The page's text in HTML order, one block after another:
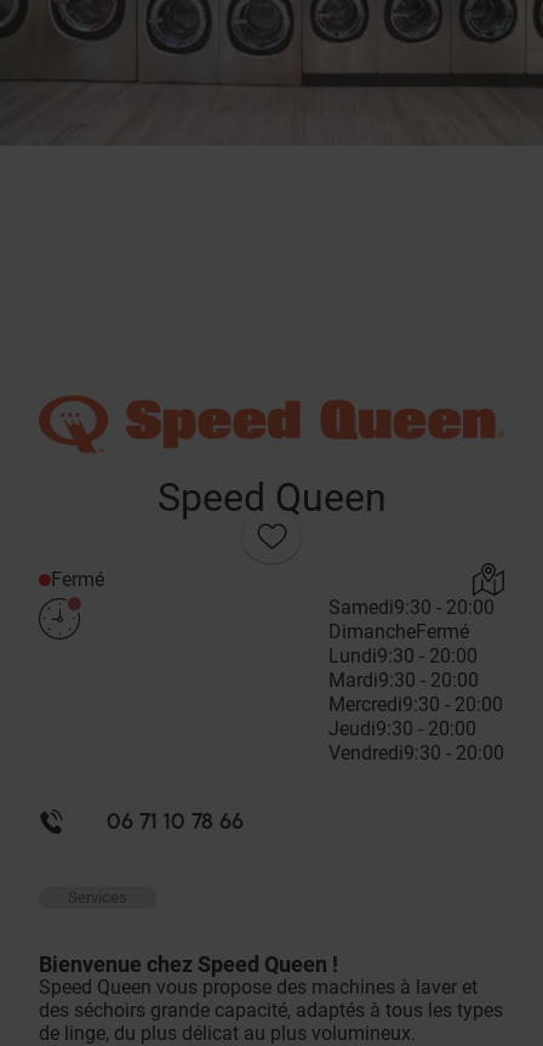
Speed Queen
Fermé
Samedi9:30 - 20:00
DimancheFermé
Lundi9:30 - 20:00
Mardi9:30 - 20:00
Mercredi9:30 - 20:00
Jeudi9:30 - 20:00
Vendredi9:30 - 20:00
06 71 10 78 66
Services
Bienvenue chez Speed Queen !
Speed Queen vous propose des machines à laver et
des séchoirs grande capacité, adaptés à tous les types
de linge, du plus délicat au plus volumineux.